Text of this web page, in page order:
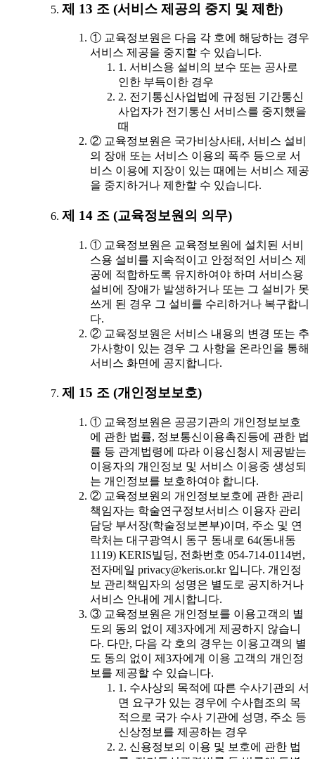
제 13 조 (서비스 제공의 중지 및 제한)
① 교육정보원은 다음 각 호에 해당하는 경우
서비스 제공을 중지할 수 있습니다.
1. 서비스용 설비의 보수 또는 공사로
인한 부득이한 경우
2. 전기통신사업법에 규정된 기간통신
사업자가 전기통신 서비스를 중지했을
때
② 교육정보원은 국가비상사태, 서비스 설비
의 장애 또는 서비스 이용의 폭주 등으로 서
비스 이용에 지장이 있는 때에는 서비스 제공
을 중지하거나 제한할 수 있습니다.
제 14 조 (교육정보원의 의무)
① 교육정보원은 교육정보원에 설치된 서비
스용 설비를 지속적이고 안정적인 서비스 제
공에 적합하도록 유지하여야 하며 서비스용
설비에 장애가 발생하거나 또는 그 설비가 못
쓰게 된 경우 그 설비를 수리하거나 복구합니
다.
② 교육정보원은 서비스 내용의 변경 또는 추
가사항이 있는 경우 그 사항을 온라인을 통해
서비스 화면에 공지합니다.
제 15 조 (개인정보보호)
① 교육정보원은 공공기관의 개인정보보호
에 관한 법률, 정보통신이용촉진등에 관한 법
률 등 관계법령에 따라 이용신청시 제공받는
이용자의 개인정보 및 서비스 이용중 생성되
는 개인정보를 보호하여야 합니다.
② 교육정보원의 개인정보보호에 관한 관리
책임자는 학술연구정보서비스 이용자 관리
담당 부서장(학술정보본부)이며, 주소 및 연
락처는 대구광역시 동구 동내로 64(동내동
1119) KERIS빌딩, 전화번호 054-714-0114번,
전자메일 privacy@keris.or.kr 입니다. 개인정
보 관리책임자의 성명은 별도로 공지하거나
서비스 안내에 게시합니다.
③ 교육정보원은 개인정보를 이용고객의 별
도의 동의 없이 제3자에게 제공하지 않습니
다. 다만, 다음 각 호의 경우는 이용고객의 별
도 동의 없이 제3자에게 이용 고객의 개인정
보를 제공할 수 있습니다.
1. 수사상의 목적에 따른 수사기관의 서
면 요구가 있는 경우에 수사협조의 목
적으로 국가 수사 기관에 성명, 주소 등
신상정보를 제공하는 경우
2. 신용정보의 이용 및 보호에 관한 법